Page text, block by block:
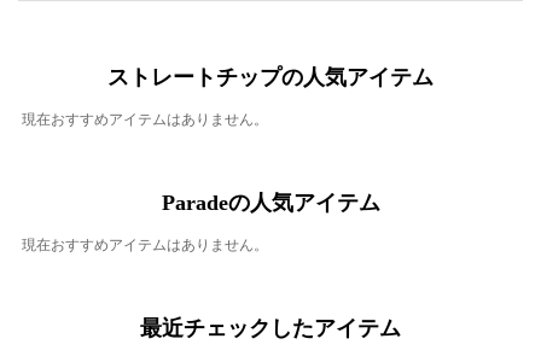
ストレートチップの人気アイテム
現在おすすめアイテムはありません。
Paradeの人気アイテム
現在おすすめアイテムはありません。
最近チェックしたアイテム